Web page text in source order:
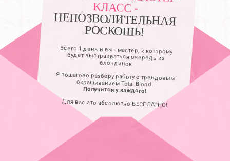
КЛАСС -
НЕПОЗВОЛИТЕЛЬНАЯ
РОСКОШЬ!
Всего 1 день и вы - мастер, к которому
будет выстраиваться очередь из
блондинок
Я пошагово разберу работу с трендовым
окрашиванием Total Blond.
Получится у каждого!
Для вас это абсолютно БЕСПЛАТНО!